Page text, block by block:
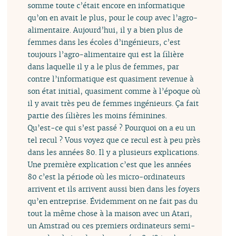
somme toute c’était encore en informatique
qu’on en avait le plus, pour le coup avec l’agro-
alimentaire. Aujourd’hui, il y a bien plus de
femmes dans les écoles d’ingénieurs, c’est
toujours l’agro-alimentaire qui est la filière
dans laquelle il y a le plus de femmes, par
contre l’informatique est quasiment revenue à
son état initial, quasiment comme à l’époque où
il y avait très peu de femmes ingénieurs. Ça fait
partie des filières les moins féminines.
Qu’est-ce qui s’est passé ? Pourquoi on a eu un
tel recul ? Vous voyez que ce recul est à peu près
dans les années 80. Il y a plusieurs explications.
Une première explication c’est que les années
80 c’est la période où les micro-ordinateurs
arrivent et ils arrivent aussi bien dans les foyers
qu’en entreprise. Évidemment on ne fait pas du
tout la même chose à la maison avec un Atari,
un Amstrad ou ces premiers ordinateurs semi-